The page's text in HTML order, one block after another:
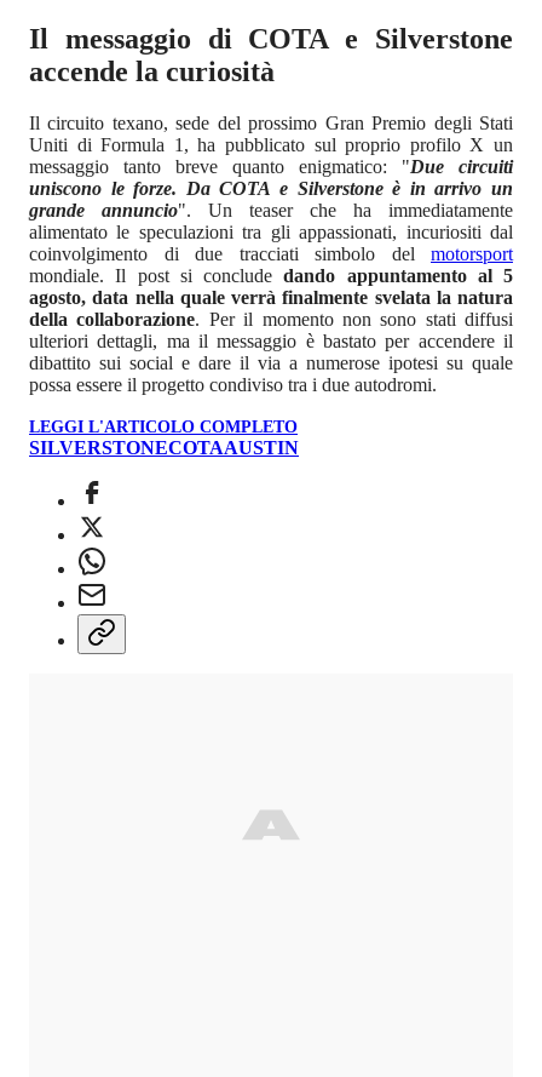
Il messaggio di COTA e Silverstone
accende la curiosità
Il circuito texano, sede del prossimo Gran Premio degli Stati
Uniti di Formula 1, ha pubblicato sul proprio profilo X un
messaggio tanto breve quanto enigmatico: "Due circuiti
uniscono le forze. Da COTA e Silverstone è in arrivo un
grande annuncio". Un teaser che ha immediatamente
alimentato le speculazioni tra gli appassionati, incuriositi dal
coinvolgimento di due tracciati simbolo del motorsport
mondiale. Il post si concludedando appuntamento al 5
agosto, data nella quale verrà finalmente svelata la natura
della collaborazione. Per il momento non sono stati diffusi
ulteriori dettagli, ma il messaggio è bastato per accendere il
dibattito sui social e dare il via a numerose ipotesi su quale
possa essere il progetto condiviso tra i due autodromi.
LEGGI L'ARTICOLO COMPLETO
SILVERSTONECOTAAUSTIN